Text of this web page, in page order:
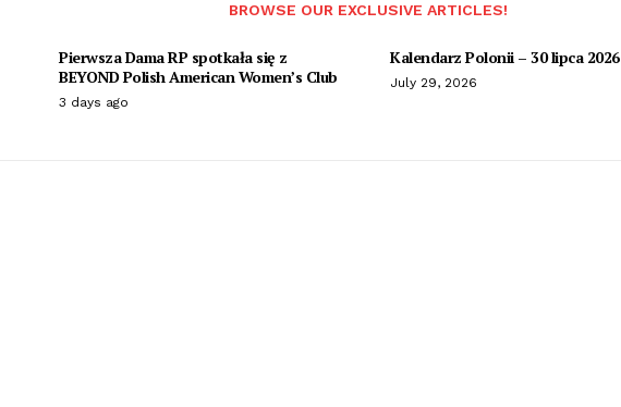
BROWSE OUR EXCLUSIVE ARTICLES!
Pierwsza Dama RP spotkała się z
BEYOND Polish American Women’s Club
3 days ago
Kalendarz Polonii – 30 lipca 2026
July 29, 2026